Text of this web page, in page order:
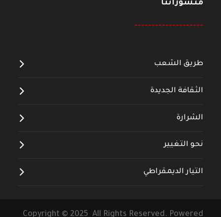
منشوراتنا
--------------------
طريق الشعب
الثقافة الجديدة
الشرارة
نحو التغيير
التيار الديمقراطي
Copyright © 2025 All Rights Reserved. Powered